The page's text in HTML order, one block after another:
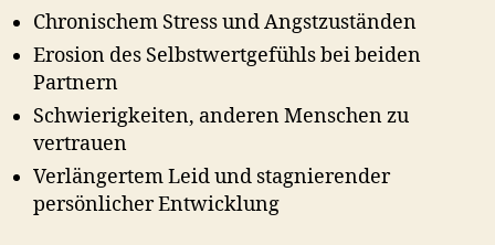
Chronischem Stress und Angstzuständen
Erosion des Selbstwertgefühls bei beiden
Partnern
Schwierigkeiten, anderen Menschen zu
vertrauen
Verlängertem Leid und stagnierender
persönlicher Entwicklung